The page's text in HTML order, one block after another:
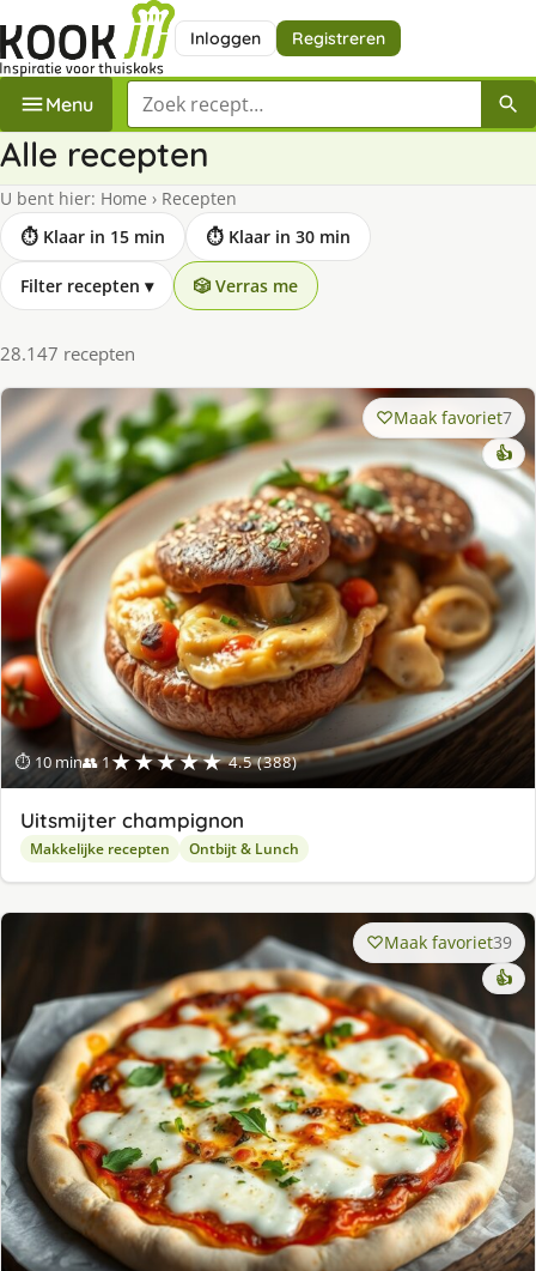
Inloggen Registreren
Menu Zoek een recept
Alle recepten
U bent hier: Home › Recepten
⏱ Klaar in 15 min
⏱ Klaar in 30 min
Filter recepten ▾ 🎲 Verras me
28.147 recepten
⏱ 10 min👥 1★★★★★ 4.5 (388)
Maak favoriet7
👍
Uitsmijter champignon
Makkelijke recepten Ontbijt & Lunch
Maak favoriet39
👍